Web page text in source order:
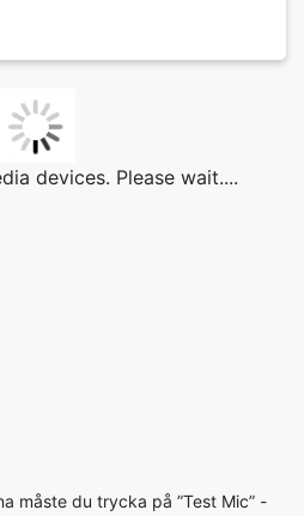
devices. Please wait....
måste du trycka på ”Test Mic” -